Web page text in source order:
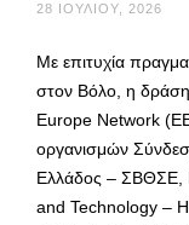
28 ΙΟΥΛΊΟΥ, 2026
Με επιτυχία
στον Βόλο, η
Europe Network
οργανισμών
Ελλάδος – ΣΒΘΣΕ,
and Technology –